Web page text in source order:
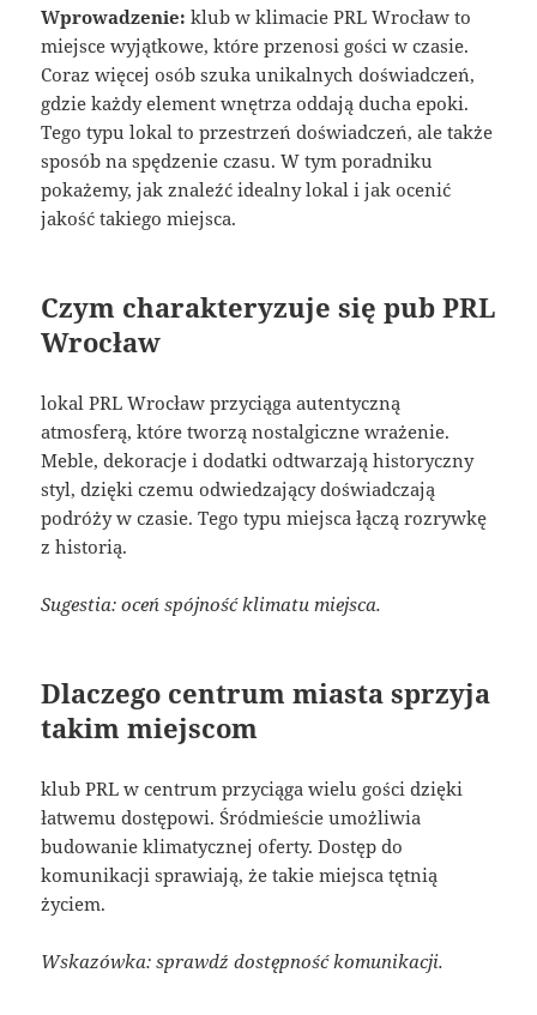
Wprowadzenie: klub w klimacie PRL Wrocław to
miejsce wyjątkowe, które przenosi gości w czasie.
Coraz więcej osób szuka unikalnych doświadczeń,
gdzie każdy element wnętrza oddają ducha epoki.
Tego typu lokal to przestrzeń doświadczeń, ale także
sposób na spędzenie czasu. W tym poradniku
pokażemy, jak znaleźć idealny lokal i jak ocenić
jakość takiego miejsca.
Czym charakteryzuje się pub PRL
Wrocław
lokal PRL Wrocław przyciąga autentyczną
atmosferą, które tworzą nostalgiczne wrażenie.
Meble, dekoracje i dodatki odtwarzają historyczny
styl, dzięki czemu odwiedzający doświadczają
podróży w czasie. Tego typu miejsca łączą rozrywkę
z historią.
Sugestia: oceń spójność klimatu miejsca.
Dlaczego centrum miasta sprzyja
takim miejscom
klub PRL w centrum przyciąga wielu gości dzięki
łatwemu dostępowi. Śródmieście umożliwia
budowanie klimatycznej oferty. Dostęp do
komunikacji sprawiają, że takie miejsca tętnią
życiem.
Wskazówka: sprawdź dostępność komunikacji.